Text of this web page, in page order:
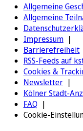
Allgemeine
Allgemeine
Impressum
Barrierefreiheit
RSS-Feeds auf
Cookies &
Newsletter
Kölner Stadt-
FAQ
Cookie-